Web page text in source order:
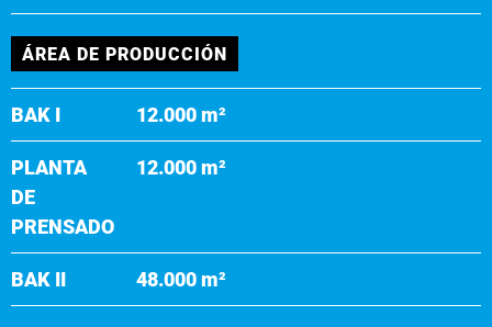
ÁREA DE PRODUCCIÓN
BAK I 12.000 m²
PLANTA
DE
PRENSADO
12.000 m²
BAK II 48.000 m²